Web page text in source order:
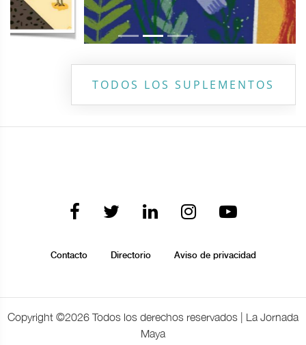
TODOS LOS SUPLEMENTOS
Contacto Directorio Aviso de privacidad
Copyright ©2026 Todos los derechos reservados | La Jornada
Maya